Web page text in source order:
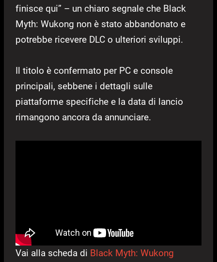
finisce qui” – un chiaro segnale che Black
Myth: Wukong non è stato abbandonato e
potrebbe ricevere DLC o ulteriori sviluppi.
Il titolo è confermato per PC e console
principali, sebbene i dettagli sulle
piattaforme specifiche e la data di lancio
rimangono ancora da annunciare.
Vai alla scheda di Black Myth: Wukong